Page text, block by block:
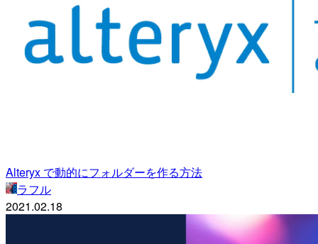
Alteryx で動的にフォルダーを作る方法
ラフル
2021.02.18